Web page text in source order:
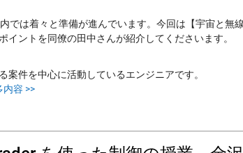
では着々と準備が進んでいます。今回は【宇宙と無
ントを同僚の田中さんが紹介してくださいます。
件を中心に活動しているエンジニアです。
内容 >>